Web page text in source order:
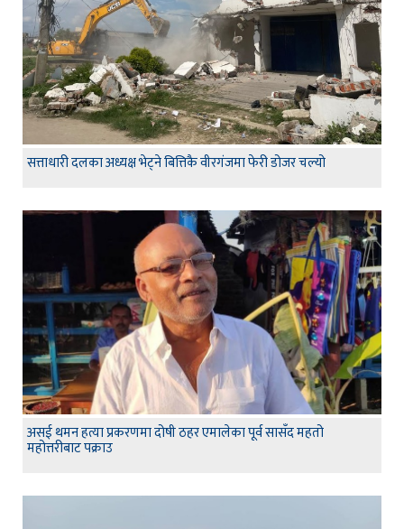
सत्ताधारी दलका अध्यक्ष भेट्ने बित्तिकै वीरगंजमा फेरी डोजर चल्यो
असई थमन हत्या प्रकरणमा दोषी ठहर एमालेका पूर्व सासँद महतो
महोत्तरीबाट पक्राउ